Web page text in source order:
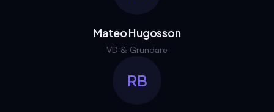
Mateo Hugosson
VD & Grundare
RB